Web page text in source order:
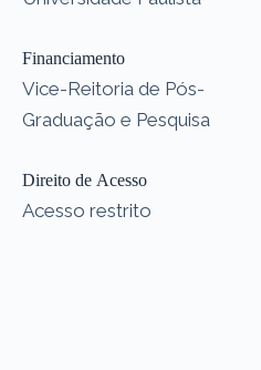
Financiamento
Vice-Reitoria de Pós-
Graduação e Pesquisa
Direito de Acesso
Acesso restrito